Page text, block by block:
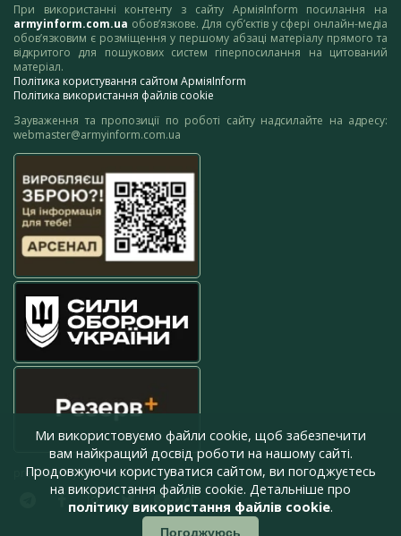
При використанні контенту з сайту АрміяInform посилання на
armyinform.com.ua обов’язкове. Для суб’єктів у сфері онлайн-медіа
обов’язковим є розміщення у першому абзаці матеріалу прямого та
відкритого для пошукових систем гіперпосилання на цитований
матеріал.
Політика користування сайтом АрміяInform
Політика використання файлів cookie
Зауваження та пропозиції по роботі сайту надсилайте на адресу:
webmaster@armyinform.com.ua
press@armyinform.com.ua
Ми використовуємо файли cookie, щоб забезпечити
вам найкращий досвід роботи на нашому сайті.
Продовжуючи користуватися сайтом, ви погоджуєтесь
на використання файлів cookie. Детальніше про
політику використання файлів cookie.
Погоджуюсь